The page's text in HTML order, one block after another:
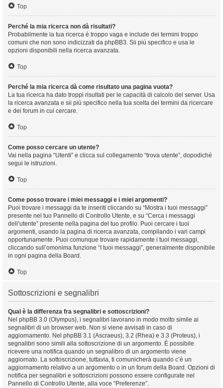
Top
Perché la mia ricerca non dà risultati?
Probabilmente la tua ricerca è troppo vaga e include dei termini troppo
comuni che non sono indicizzati da phpBB3. Sii più specifico e usa le
opzioni disponibili nella ricerca avanzata.
Top
Perché la mia ricerca dà come risultato una pagina vuota?
La tua ricerca ha dato troppi risultati per le capacità di calcolo del server. Usa
la ricerca avanzata e sii più specifico nella tua scelta dei termini da ricercare
e dei forum in cui cercare.
Top
Come posso cercare un utente?
Vai nella pagina “Utenti” e clicca sul collegamento “trova utente”, dopodiché
segui le istruzioni.
Top
Come posso trovare i miei messaggi e i miei argomenti?
Puoi trovare i messaggi da te inseriti cliccando su “Mostra i tuoi messaggi”
presente nel tuo Pannello di Controllo Utente, e su “Cerca i messaggi
dell’utente” presente nella pagina del tuo profilo. Puoi cercare i tuoi
argomenti, usando la pagina di ricerca avanzata, compilando i vari campi
opportunamente. Puoi comunque trovare rapidamente i tuoi messaggi,
cliccando sull’omonima funzione “I tuoi messaggi”, generalmente disponibile
in ogni pagina della Board.
Top
Sottoscrizioni e segnalibri
Qual è la differenza fra segnalibri e sottoscrizioni?
Nel phpBB 3.0 (Olympus), i segnalibri lavorano in modo molto simile ai
segnalibri di un browser web. Non si viene avvisati in caso di
aggiornamento. Nel phpBB 3.1 (Ascraeus), 3.2 (Rhea) e 3.3 (Proteus), i
segnalibri sono simili alla sottoscrizione di un argomento. È possibile
ricevere una notifica quando un segnalibro di un argomento viene
aggiornato. La sottoscrizione, tuttavia, ti comunicherà quando c’è un
aggiornamento relativo a un argomento o in un forum della Board. Opzioni di
notifica per segnalibri e sottoscrizioni possono essere configurate nel
Pannello di Controllo Utente, alla voce “Preferenze”.